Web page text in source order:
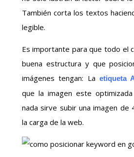
También corta los textos
legible.
Es importante para que todo el
buena estructura y que
imágenes tengan: La etiqueta
que la imagen este
nada sirve subir una imagen de
la carga de la web.